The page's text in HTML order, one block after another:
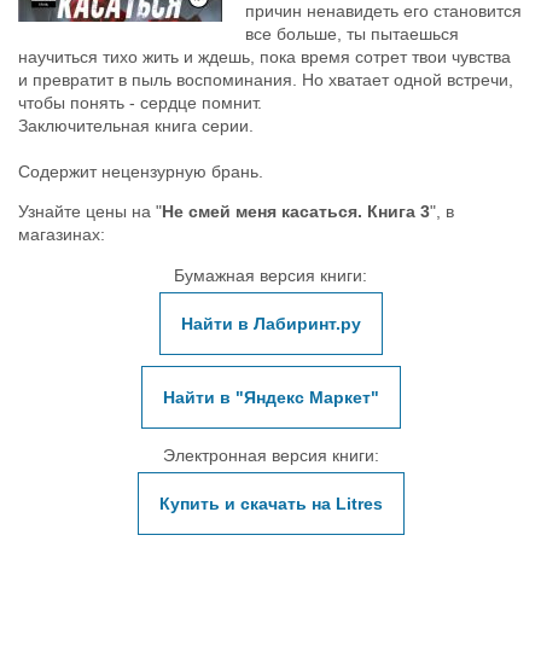
причин ненавидеть его становится
все больше, ты пытаешься
научиться тихо жить и ждешь, пока время сотрет твои чувства
и превратит в пыль воспоминания. Но хватает одной встречи,
чтобы понять - сердце помнит.
Заключительная книга серии.
Содержит нецензурную брань.
Узнайте цены на "Не смей меня касаться. Книга 3", в
магазинах:
Бумажная версия книги:
Найти в Лабиринт.ру
Найти в "Яндекс Маркет"
Электронная версия книги:
Купить и скачать на Litres